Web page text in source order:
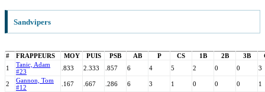
Sandvipers
# FRAPPEURS MOY PUIS PSB AB P CS 1B 2B 3B
1
Tanic, Adam
#23
.833 2.333 .857 6 4 5 2 0 0 3
2
Gannon, Tom
#12
.167 .667 .286 6 3 1 0 0 0 1